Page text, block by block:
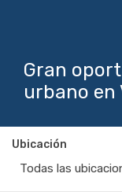
Gran
urbano en
Ubicación
Todas las